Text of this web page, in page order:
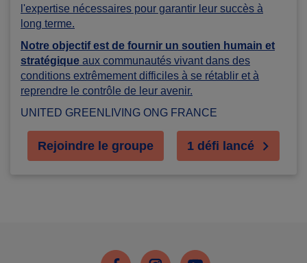
l'expertise nécessaires pour garantir leur succès à
long terme.
Notre objectif est de fournir un soutien humain et
stratégique aux communautés vivant dans des
conditions extrêmement difficiles à se rétablir et à
reprendre le contrôle de leur avenir.
UNITED GREENLIVING ONG FRANCE
Rejoindre le groupe 1 défi lancé
FacebookInstagramYoutube